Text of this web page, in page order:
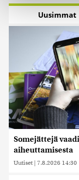
Käytämme
räätälöimiseen,
tukemiseen ja
jaamme
alan
sivustoamme.
tietoja muihin
kerätty, kun olet
saatetaan myös
Uusimmat
Somejättejä
aiheuttamisesta
Uutiset | 7.8.2026 14:30